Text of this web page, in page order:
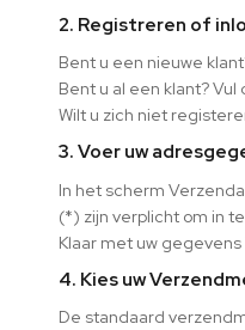
2. Registreren of
Bent u een nieuwe
Bent u al een klant?
Wilt u zich niet
3. Voer uw
In het scherm
(*) zijn verplicht om in
Klaar met uw gegevens
4. Kies uw
De standaard